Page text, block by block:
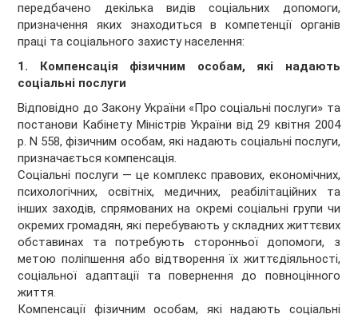
передбачено декілька видів соціальних допомоги,
призначення яких знаходиться в компетенції органів
праці та соціального захисту населення:
1. Компенсація фізичним особам, які надають
соціальні послуги
Відповідно до Закону України «Про соціальні послуги» та
постанови Кабінету Міністрів України від 29 квітня 2004
р. N 558, фізичним особам, які надають соціальні послуги,
призначається компенсація.
Соціальні послуги — це комплекс правових, економічних,
психологічних, освітніх, медичних, реабілітаційних та
інших заходів, спрямованих на окремі соціальні групи чи
окремих громадян, які перебувають у складних життєвих
обставинах та потребують сторонньої допомоги, з
метою поліпшення або відтворення їх життєдіяльності,
соціальної адаптації та повернення до повноцінного
життя.
Компенсації фізичним особам, які надають соціальні